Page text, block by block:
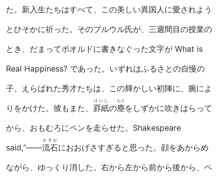
た。新入生たちはすべて、この美しい異国人に愛されよう
とひそかに祈った。そのブルウル氏が、三週間目の授業の
とき、だまってボオルドに書きなぐった文字が What is
Real Happiness? であった。いずれはふるさとの自慢の
子、えらばれた秀才たちは、この輝かしい初陣に、腕によ
りをかけた。彼もまた、 罫紙
けいし
の塵
ちり
をしずかに吹きはらって
から、おもむろにペンを走らせた。 Shakespeare
said,“――流石
さすが
におおげさすぎると思った。顔をあからめ
ながら、ゆっくり消した。右から左から前から後から、ペ